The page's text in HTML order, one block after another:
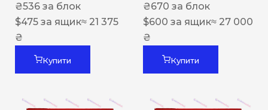
₴536 за блок
$475 за ящик≈ 21 375
₴
Купити
₴670 за блок
$600 за ящик≈ 27 000
₴
Купити